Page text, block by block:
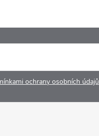
ochrany osobních údajů